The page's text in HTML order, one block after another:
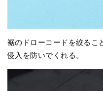
裾のドローコードを絞るこ
侵入を防いでくれる。